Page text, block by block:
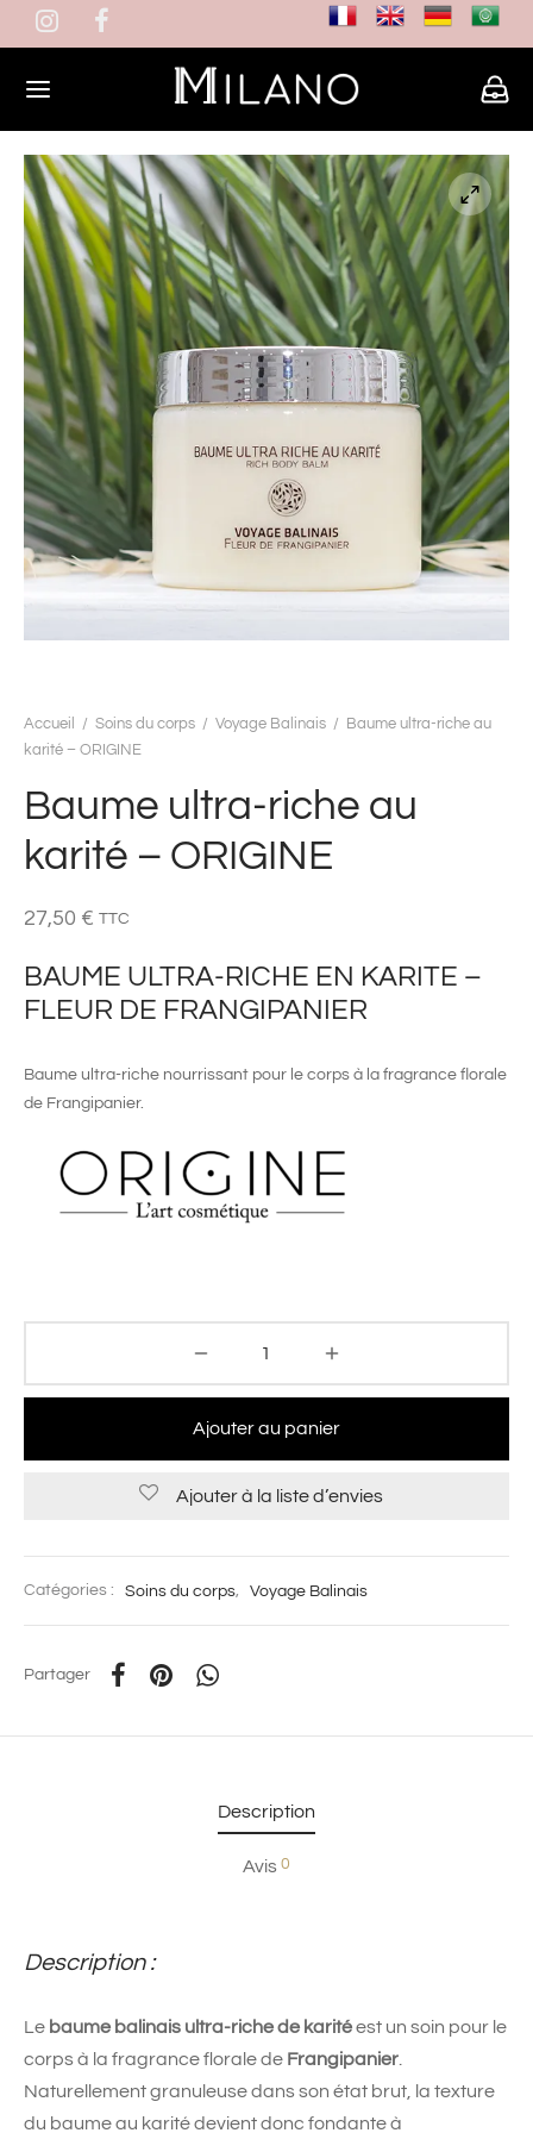
Accueil / Soins du corps / Voyage Balinais /
Baume ultra-riche au
karité – ORIGINE
Baume ultra-riche au
karité – ORIGINE
27,50 € TTC
BAUME ULTRA-RICHE EN KARITE –
FLEUR DE FRANGIPANIER
Baume ultra-riche nourrissant pour le corps à la fragrance florale
de Frangipanier.
Ajouter au panier
Ajouter à la liste d’envies
Catégories : Soins du corps, Voyage Balinais
Partager
Description
Avis 0
Description :
Le baume balinais ultra-riche de karitéest un soin pour le
corps à la fragrance florale de Frangipanier.
Naturellement granuleuse dans son état brut, la texture
du baume au karité devient donc fondante à